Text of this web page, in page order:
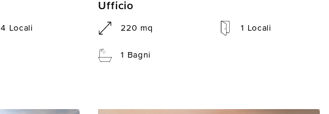
4 Locali
Ufficio
220 mq 1 Locali
1 Bagni